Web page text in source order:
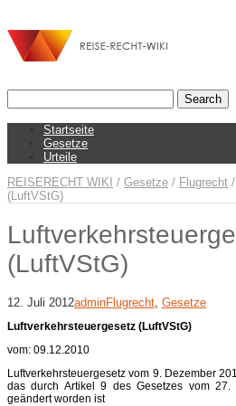
Startseite
Gesetze
Urteile
REISERECHT WIKI / Gesetze / Flugrecht /
(LuftVStG)
(LuftVStG)
12. Juli 2012adminFlugrecht Gesetze
Luftverkehrsteuergesetz (LuftVStG)
vom: 09.12.2010
Luftverkehrsteuergesetz vom 9. Dezember
das durch Artikel 9 des Gesetzes vom
geändert worden ist